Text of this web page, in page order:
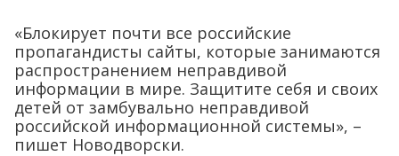
«Блокирует почти все российские
пропагандисты сайты, которые занимаются
распространением неправдивой
информации в мире. Защитите себя и своих
детей от замбувально неправдивой
российской информационной системы», –
пишет Новодворски.